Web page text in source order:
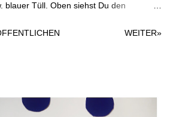
blauer Tüll. Oben siehst Du den
Dazu habe ich einfach eine
einem kleinen Entensticker
WEITER»